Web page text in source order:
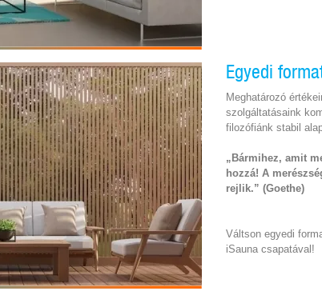
Egyedi
Meghatározó
szolgáltatásaink
filozófiánk stabil
„Bármihez, amit
hozzá! A
rejlik.” (Goethe)
Váltson egyedi
iSauna csapatával!